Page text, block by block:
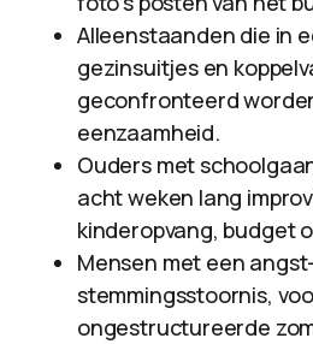
Alleenstaanden die in
gezinsuitjes en
geconfronteerd
eenzaamheid.
Ouders met
acht weken lang
kinderopvang, budget
Mensen met een
stemmingsstoornis,
ongestructureerde